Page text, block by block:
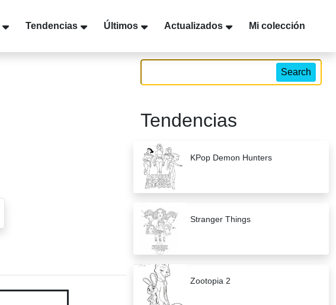
Tendencias Últimos Actualizados Mi colección
Search
Tendencias
KPop Demon Hunters
Stranger Things
Zootopia 2